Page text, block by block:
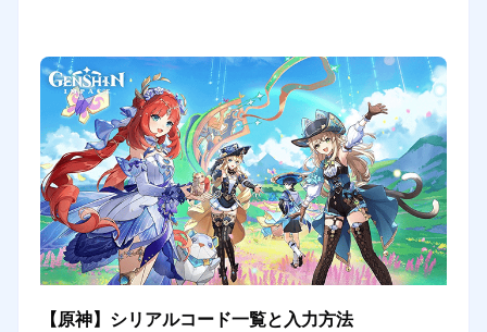
【原神】シリアルコード一覧と入力方法